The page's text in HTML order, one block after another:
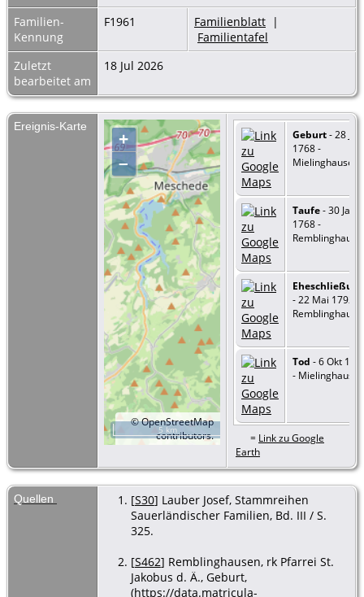
Familien-
Kennung
F1961 Familienblatt |
Familientafel
Zuletzt
bearbeitet am
18 Jul 2026
Ereignis-Karte
+
–
©OpenStreetMap
contributors.
5 km
Geburt- 28 Jan
1768 -
Mielinghausen
Taufe- 30 Jan
1768 -
Eheschließung
- 22 Mai 1792 -
Tod - 6 Okt
- Mielinghausen
= Link zu Google
Earth
Quellen [S30] Lauber Josef, Stammreihen
Sauerländischer Familien, Bd. III / S.
325.
[S462] Remblinghausen, rk Pfarrei St.
Jakobus d. Ä., Geburt,
(https://data.matricula-